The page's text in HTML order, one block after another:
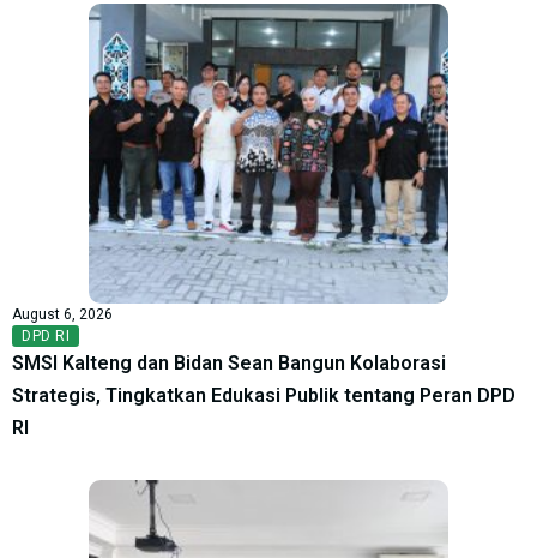
August 6, 2026
DPD RI
SMSI Kalteng dan Bidan Sean Bangun Kolaborasi
Strategis, Tingkatkan Edukasi Publik tentang Peran DPD
RI